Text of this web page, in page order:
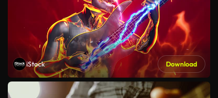
iStock Download